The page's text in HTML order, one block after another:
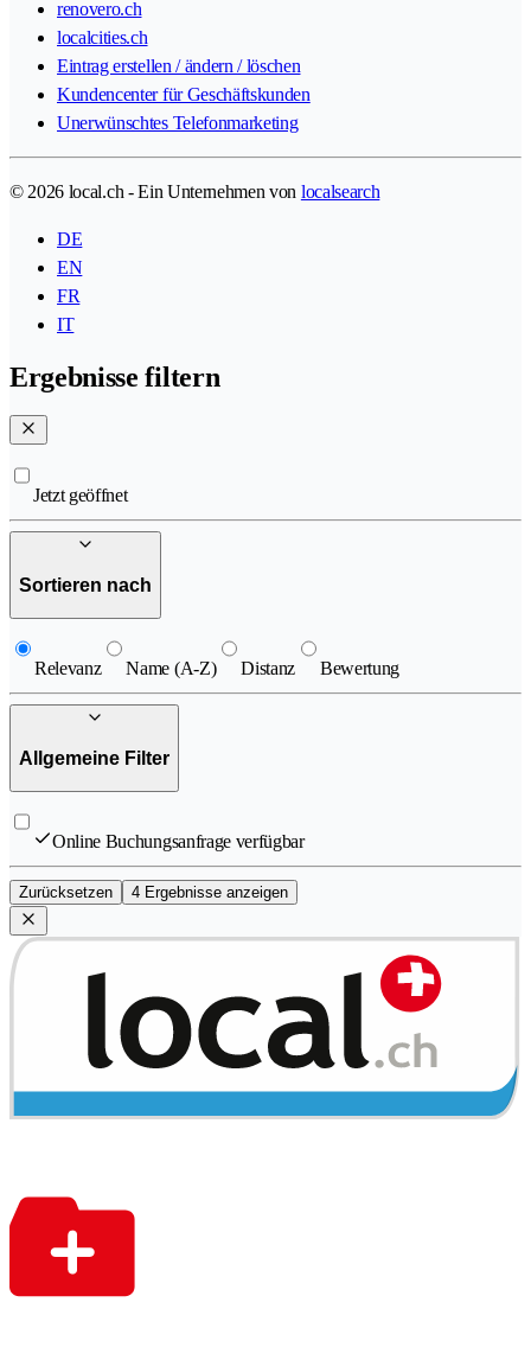
renovero.ch
localcities.ch
Eintrag erstellen / ändern / löschen
Kundencenter für Geschäftskunden
Unerwünschtes Telefonmarketing
© 2026 local.ch - Ein Unternehmen von localsearch
DE
EN
FR
IT
Ergebnisse filtern
Jetzt geöffnet
Sortieren nach
Relevanz Name (A-Z) Distanz Bewertung
Allgemeine Filter
Online Buchungsanfrage verfügbar
Zurücksetzen 4 Ergebnisse anzeigen